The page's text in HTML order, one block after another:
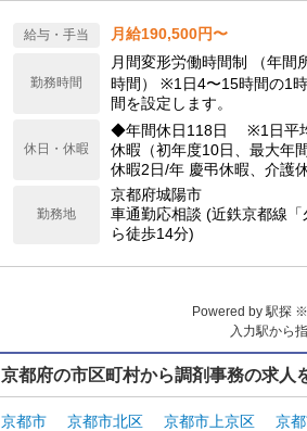
給与・手当 月給190,500円〜
勤務時間
月間変形労働時間制 （年間
時間） ※1日4〜15時間の1
間を設定します。
休日・休暇
◆年間休日118日 ※1日平均
休暇（初年度10日、最大年
休暇2日/年 慶弔休暇、介護
勤務地
京都府城陽市
車通勤応相談 (近鉄京都線
ら徒歩14分)
Powered by 駅探
入力駅から
京都府の市区町村から調剤事務の求人
京都市 京都市北区 京都市上京区 京